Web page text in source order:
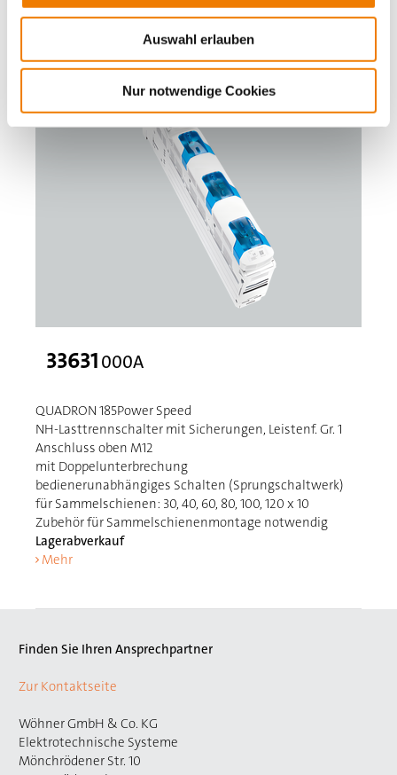
Auswahl erlauben
Nur notwendige Cookies
Mehr
33631000A
QUADRON 185Power Speed
NH-Lasttrennschalter mit Sicherungen, Leistenf. Gr. 1
Anschluss oben M12
mit Doppelunterbrechung
bedienerunabhängiges Schalten (Sprungschaltwerk)
für Sammelschienen: 30, 40, 60, 80, 100, 120 x 10
Zubehör für Sammelschienenmontage notwendig
Lagerabverkauf
Mehr
Finden Sie Ihren Ansprechpartner
Zur Kontaktseite
Wöhner GmbH & Co. KG
Elektrotechnische Systeme
Mönchrödener Str. 10